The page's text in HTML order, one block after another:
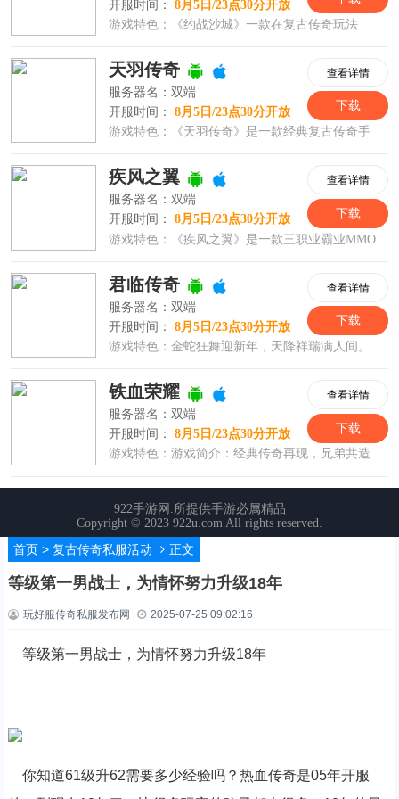
首页> 复古传奇私服活动 正文
等级第一男战士，为情怀努力升级18年
玩好服传奇私服发布网 2025-07-25 09:02:16
等级第一男战士，为情怀努力升级18年
你知道61级升62需要多少经验吗？热血传奇是05年开服